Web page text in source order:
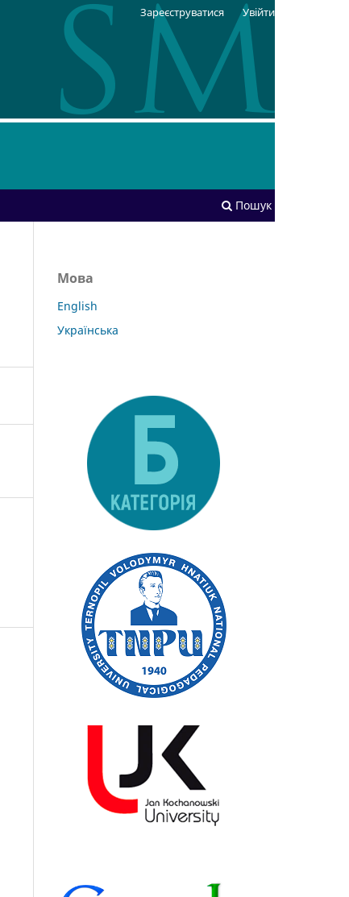
Пошук
Зареєструватися Увійти
Мова
English
Українська